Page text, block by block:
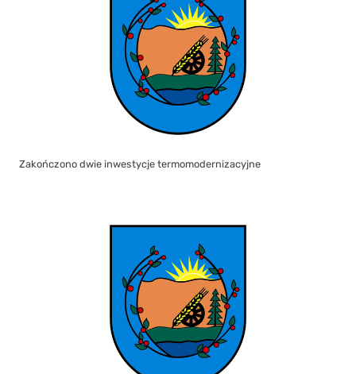
Zakończono dwie inwestycje termomodernizacyjne